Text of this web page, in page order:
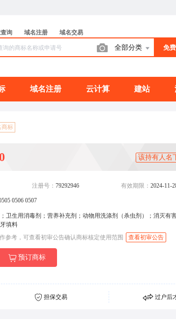
询 域名注册 域名交易
全部分类 免
域名注册 云计算 建站
商标
该持有人名
注册号： 79292946 有效期限： 2024-11-
0506 0507
卫生用消毒剂；营养补充剂；动物用洗涤剂（杀虫剂）；消灭有
填料
参考，可查看初审公告确认商标核定使用范围 查看初审公告
预订商标
担保交易 过户后